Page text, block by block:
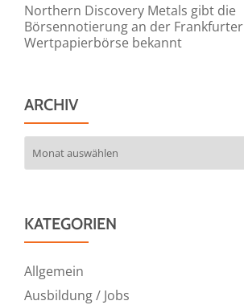
Northern Discovery Metals gibt die
Börsennotierung an der Frankfurter
Wertpapierbörse bekannt
ARCHIV
KATEGORIEN
Allgemein
Ausbildung / Jobs